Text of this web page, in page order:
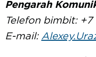
Pengarah
Telefon bimbit: +7
E-mail: